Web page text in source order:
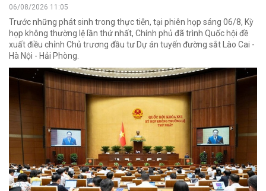
06/08/2026 11:05
Trước những phát sinh trong thực tiễn, tại phiên họp sáng 06/8, Kỳ
họp không thường lệ lần thứ nhất, Chính phủ đã trình Quốc hội đề
xuất điều chỉnh Chủ trương đầu tư Dự án tuyến đường sắt Lào Cai -
Hà Nội - Hải Phòng.